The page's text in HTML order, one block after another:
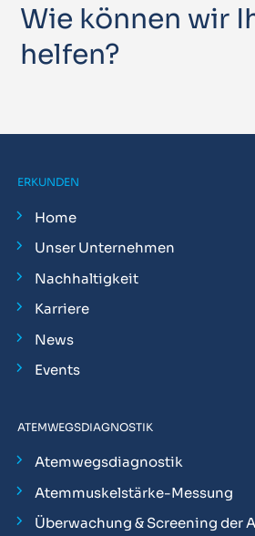
Wie können wir
helfen?
ERKUNDEN
Home
Unser Unternehmen
Nachhaltigkeit
Karriere
News
Events
ATEMWEGSDIAGNOSTIK
Atemwegsdiagnostik
Atemmuskelstärke-Messung
Überwachung & Screening der